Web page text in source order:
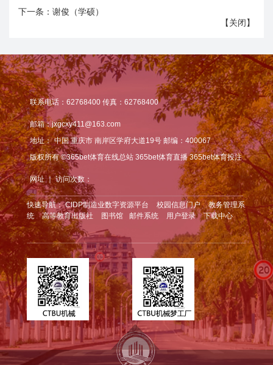
下一条： 谢俊（学硕）
【关闭】
联系电话：62768400 传真：62768400
邮箱：jxgcxy411@163.com
地址： 中国 重庆市 南岸区学府大道19号 邮编：400067
版权所有 ©365bet体育在线总站 365bet体育直播 365bet体育投注
网址 ｜ 访问次数：
快速导航： CIDP制造业数字资源平台 校园信息门户
教务管理系
统
高等教育出版社 图书馆 邮件系统 用户登录 下载中心